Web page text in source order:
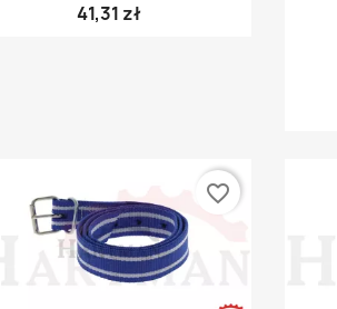
41,31 zł
favorite_border